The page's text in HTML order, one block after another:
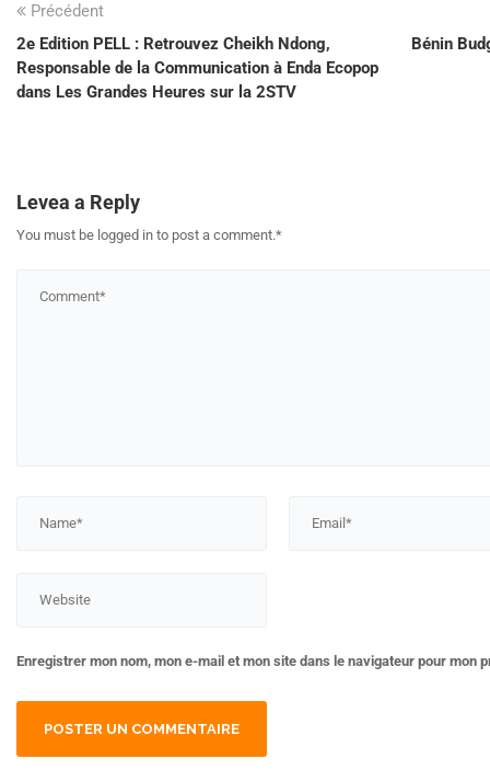
Précédent
2e Edition PELL : Retrouvez Cheikh Ndong,
Responsable de la Communication à Enda Ecopop
dans Les Grandes Heures sur la 2STV
Bénin
Levea a Reply
You must be logged in to post a comment.*
Enregistrer mon nom, mon e-mail et mon site dans le navigateur pour mon